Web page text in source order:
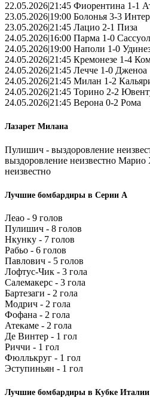
22.05.2026|21:45 Фиорентина 1-1
23.05.2026|19:00 Болонья 3-3 Интер
23.05.2026|21:45 Лацио 2-1 Пиза
24.05.2026|16:00 Парма 1-0
24.05.2026|19:00 Наполи 1-0
24.05.2026|21:45 Кремонезе 1-4
24.05.2026|21:45 Лечче 1-0 Дженоа
24.05.2026|21:45 Милан 1-2
24.05.2026|21:45 Торино 2-2
24.05.2026|21:45 Верона 0-2 Рома
Лазарет Милана
Пулишич - выздоровление
выздоровление неизвестно
неизвестно
Лучшие бомбардиры в Серии А
Леао - 9 голов
Пулишич - 8 голов
Нкунку - 7 голов
Рабьо - 6 голов
Павлович - 5 голов
Лофтус-Чик - 3 гола
Салемакерс - 3 гола
Бартезаги - 2 гола
Модрич - 2 гола
Фофана - 2 гола
Атекаме - 2 гола
Де Винтер - 1 гол
Риччи - 1 гол
Фюллькруг - 1 гол
Эступиньян - 1 гол
Лучшие бомбардиры в Кубке Италии